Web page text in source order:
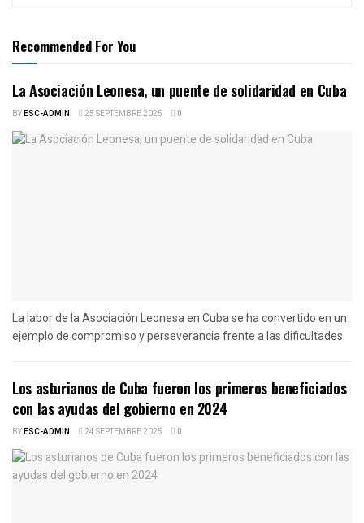
Recommended For You
La Asociación Leonesa, un puente de solidaridad en Cuba
BYESC-ADMIN 25 SEPTEMBRE 2025 0
La labor de la Asociación Leonesa en Cuba se ha convertido en un
ejemplo de compromiso y perseverancia frente a las dificultades.
Los asturianos de Cuba fueron los primeros beneficiados
con las ayudas del gobierno en 2024
BYESC-ADMIN 24 SEPTEMBRE 2025 0